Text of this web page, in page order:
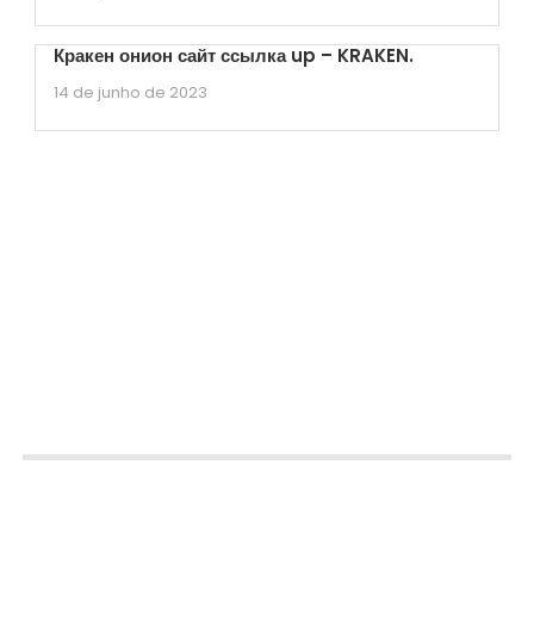
Кракен онион сайт ссылка up – KRAKEN.
14 de junho de 2023